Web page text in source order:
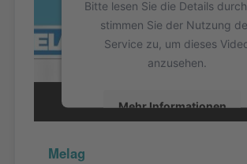
Bitte lesen Sie die Details
stimmen Sie der Nutzung
Service zu, um dieses
anzusehen.
Mehr Informationen
Melag